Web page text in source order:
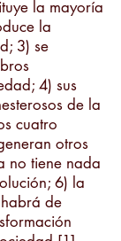
la mayoría
la
3) se
4) sus
de la
cuatro
otros
no tiene nada
6) la
de